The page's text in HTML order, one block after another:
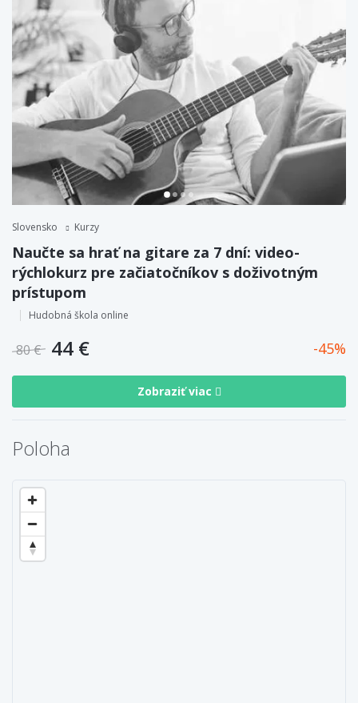
Slovensko Kurzy
Naučte sa hrať na gitare za 7 dní: video-
rýchlokurz pre začiatočníkov s doživotným
prístupom
Hudobná škola online
80 € 44 € 45
Zobraziť viac
Poloha